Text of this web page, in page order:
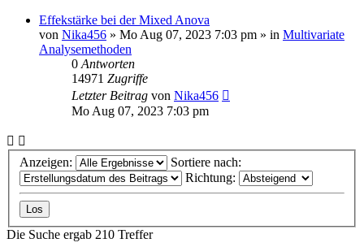
Effekstärke bei der Mixed Anova
von Nika456 » Mo Aug 07, 2023 7:03 pm » in Multivariate
Analysemethoden
0 Antworten
14971 Zugriffe
Letzter Beitrag von Nika456
Mo Aug 07, 2023 7:03 pm
Anzeigen:
Sortiere nach:
Richtung:
Die Suche ergab 210 Treffer